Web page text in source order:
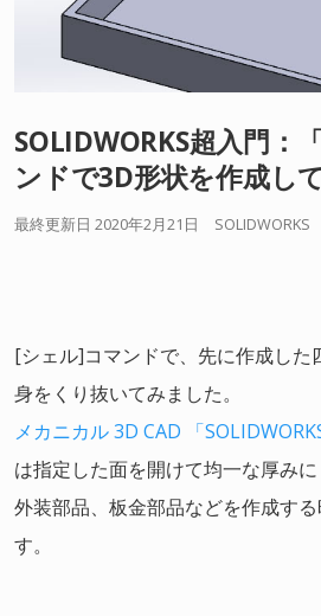
SOLIDWORKS超入門：
ンドで3D形状を作成し
最終更新日 2020年2月21日 SOLIDWORKS
[シェル]コマンドで、先に作成した
身をくり抜いてみました。
メカニカル 3D CAD 「
は指定した面を開けて均一な厚みに
外装部品、板金部品などを作成す
す。